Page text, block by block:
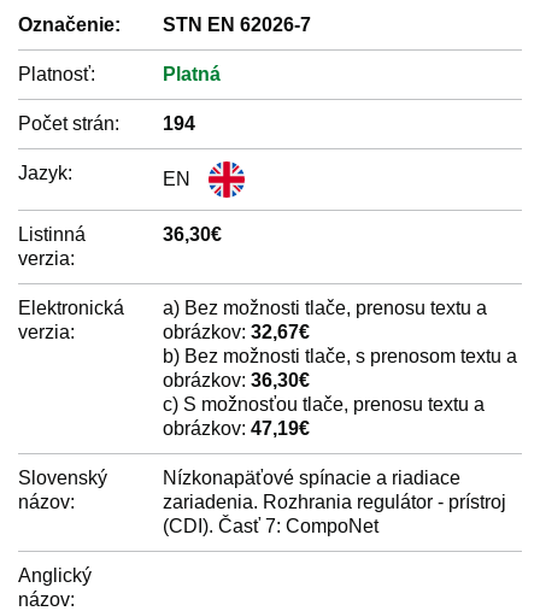
Označenie: STN EN 62026-7
Platnosť: Platná
Počet strán: 194
Jazyk: EN
Listinná
verzia:
36,30€
Elektronická
verzia:
a) Bez možnosti tlače, prenosu textu a
obrázkov: 32,67€
b) Bez možnosti tlače, s prenosom textu a
obrázkov: 36,30€
c) S možnosťou tlače, prenosu textu a
obrázkov: 47,19€
Slovenský
názov:
Nízkonapäťové spínacie a riadiace
zariadenia. Rozhrania regulátor - prístroj
(CDI). Časť 7: CompoNet
Anglický
názov: